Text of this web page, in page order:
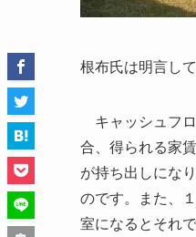
根布氏は明言し
キャッシュフ
合、得られる家
が持ち出しにな
のです。また、
室になるとそれ